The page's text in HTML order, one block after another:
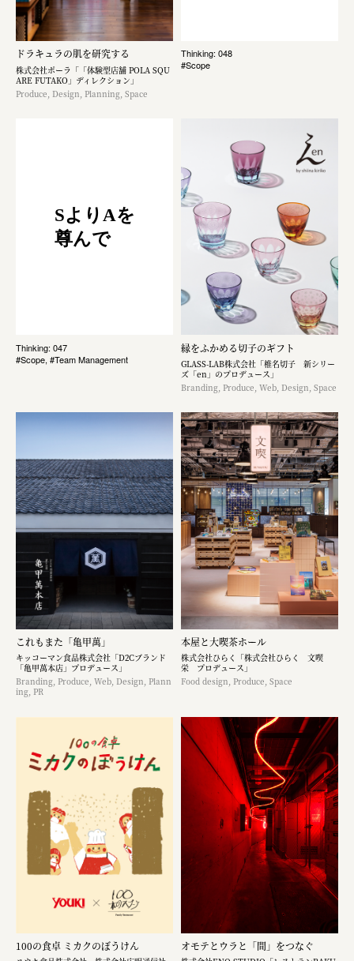
ドラキュラの肌を研究する
株式会社ポーラ「「体験型店舗 POLA SQU
ARE FUTAKO」ディレクション」
Produce, Design, Planning, Space
Thinking: 048
#Scope
SよりAを
尊んで
Thinking: 047
#Scope, #Team Management
縁をふかめる切子のギフト
GLASS-LAB株式会社「椎名切子 新シリー
ズ「en」のプロデュース」
Branding, Produce, Web, Design, Space
これもまた「亀甲萬」
キッコーマン食品株式会社「D2Cブランド
「亀甲萬本店」プロデュース」
Branding, Produce, Web, Design, Plann
ing, PR
本屋と大喫茶ホール
株式会社ひらく「株式会社ひらく 文喫
栄 プロデュース」
Food design, Produce, Space
100の食卓 ミカクのぼうけん オモテとウラと「間」をつなぐ